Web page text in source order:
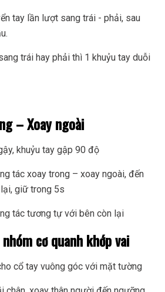
tay lần lượt sang trái - phải, sau
trái hay phải thì 1 khuỷu tay duỗi
– Xoay ngoài
khuỷu tay gập 90 độ
tác xoay trong – xoay ngoài, đến
giữ trong 5s
tác tương tự với bên còn lại
cơ quanh khớp vai
cổ tay vuông góc với mặt tường